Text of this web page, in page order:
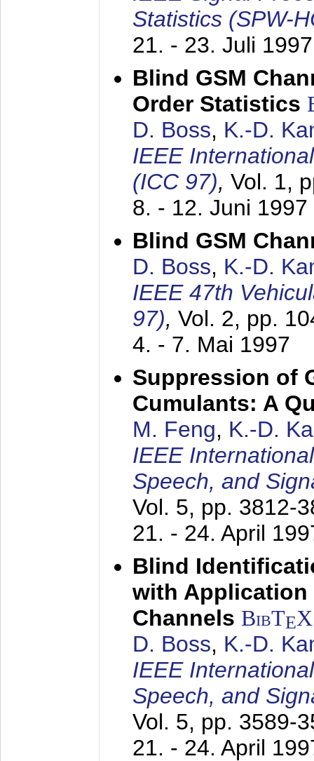
Statistics (SPW-
21. - 23. Juli 1997
Blind GSM
Order Statistics
D. Boss, K.-D.
IEEE
(ICC 97), Vol. 1,
8. - 12. Juni 1997
Blind GSM
D. Boss, K.-D.
IEEE 47th
97), Vol. 2, pp.
4. - 7. Mai 1997
Suppression of
Cumulants: A
M. Feng, K.-D.
IEEE
Speech, and
Vol. 5, pp. 3812-
21. - 24. April
Blind
with Application
Channels BibTEX
D. Boss, K.-D.
IEEE
Speech, and
Vol. 5, pp. 3589-
21. - 24. April